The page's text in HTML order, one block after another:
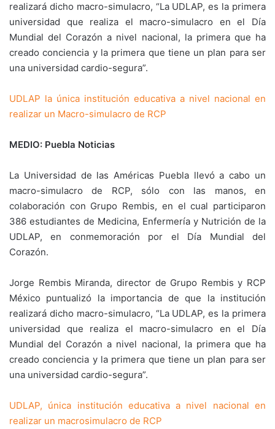
realizará dicho macro-simulacro, “La UDLAP, es la primera
universidad que realiza el macro-simulacro en el Día
Mundial del Corazón a nivel nacional, la primera que ha
creado conciencia y la primera que tiene un plan para ser
una universidad cardio-segura”.
UDLAP la única institución educativa a nivel nacional en
realizar un Macro-simulacro de RCP
MEDIO: Puebla Noticias
La Universidad de las Américas Puebla llevó a cabo un
macro-simulacro de RCP, sólo con las manos, en
colaboración con Grupo Rembis, en el cual participaron
386 estudiantes de Medicina, Enfermería y Nutrición de la
UDLAP, en conmemoración por el Día Mundial del
Corazón.
Jorge Rembis Miranda, director de Grupo Rembis y RCP
México puntualizó la importancia de que la institución
realizará dicho macro-simulacro, “La UDLAP, es la primera
universidad que realiza el macro-simulacro en el Día
Mundial del Corazón a nivel nacional, la primera que ha
creado conciencia y la primera que tiene un plan para ser
una universidad cardio-segura”.
UDLAP, única institución educativa a nivel nacional en
realizar un macrosimulacro de RCP